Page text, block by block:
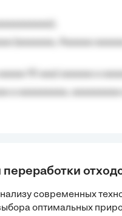
современных
оптимальных